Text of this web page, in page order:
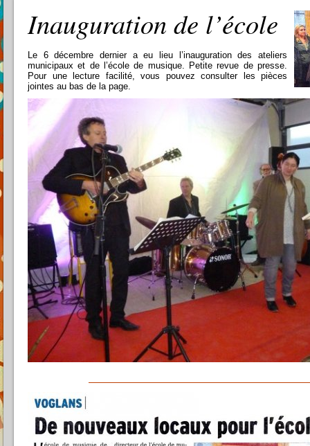
Inauguration de l’école
Le 6 décembre dernier a eu lieu l’inauguration des ateliers
municipaux et de l’école de musique. Petite revue de presse.
Pour une lecture facilité, vous pouvez consulter les pièces
jointes au bas de la page.